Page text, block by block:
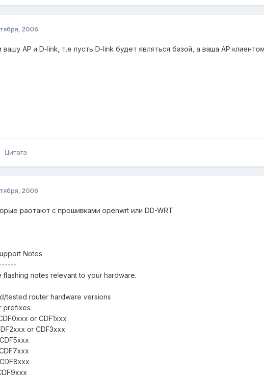
2006
AP и D-link, т.е пусть D-link будет являться базой, а ваша AP
Цитата
2006
раотают с прошивками openwrt или DD-WRT
Notes
flashing notes relevant to your hardware.
tested router hardware versions
prefixes:
or CDF1xxx
or CDF3xxx